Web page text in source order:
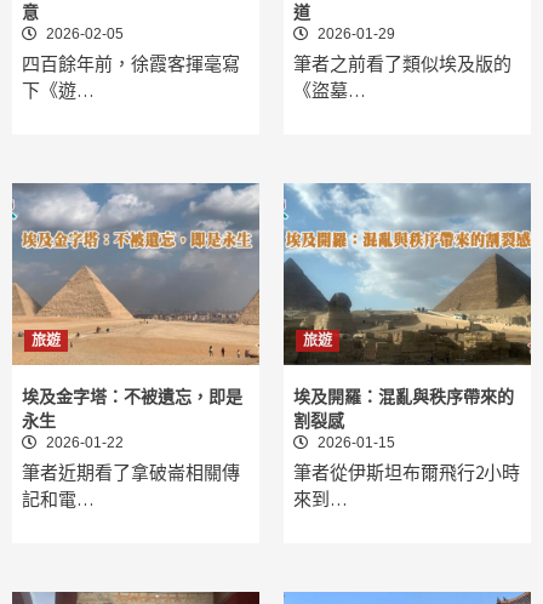
意
2026-02-05
四百餘年前，徐霞客揮毫寫
下《遊…
道
2026-01-29
筆者之前看了類似埃及版的
《盜墓…
旅遊
埃及金字塔：不被遺忘，即是
永生
2026-01-22
筆者近期看了拿破崙相關傳
記和電…
旅遊
埃及開羅：混亂與秩序帶來的
割裂感
2026-01-15
筆者從伊斯坦布爾飛行2小時
來到…